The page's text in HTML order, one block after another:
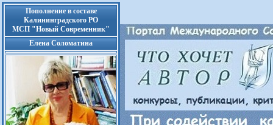
Пополнение в составе
Калининградского РО
МСП "Новый Современник"
Елена Соломатина